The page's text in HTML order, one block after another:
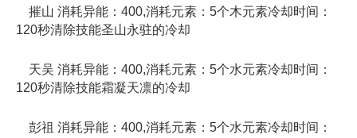
摧山 消耗异能：400,消耗元素：5个木元素冷却时间：
120秒清除技能圣山永驻的冷却
天吴 消耗异能：400,消耗元素：5个水元素冷却时间：
120秒清除技能霜凝天凛的冷却
彭祖 消耗异能：400,消耗元素：5个水元素冷却时间：